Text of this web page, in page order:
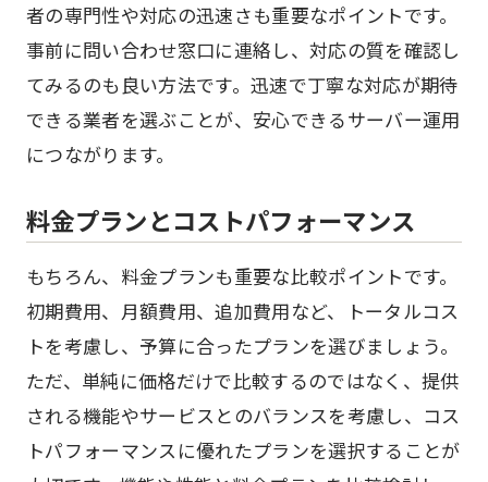
者の専門性や対応の迅速さも重要なポイントです。
事前に問い合わせ窓口に連絡し、対応の質を確認し
てみるのも良い方法です。迅速で丁寧な対応が期待
できる業者を選ぶことが、安心できるサーバー運用
につながります。
料金プランとコストパフォーマンス
もちろん、料金プランも重要な比較ポイントです。
初期費用、月額費用、追加費用など、トータルコス
トを考慮し、予算に合ったプランを選びましょう。
ただ、単純に価格だけで比較するのではなく、提供
される機能やサービスとのバランスを考慮し、コス
トパフォーマンスに優れたプランを選択することが